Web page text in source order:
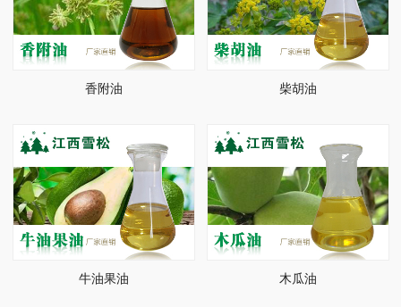
香附油 柴胡油
牛油果油 木瓜油